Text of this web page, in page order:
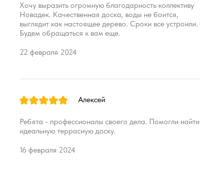
Хочу выразить огромную благодарность коллективу
Новадек. Качественная доска, воды не боится,
выглядит как настоящее дерево. Сроки все устроили.
Будем обращаться к вам еще.
22 февраля 2024
Алексей
Ребята - профессионалы своего дела. Помогли найти
идеальную террасную доску.
16 февраля 2024